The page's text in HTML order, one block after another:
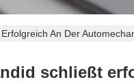
An Der
schließt